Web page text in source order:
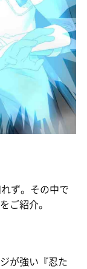
ず。その中で
ご紹介。
が強い『忍た